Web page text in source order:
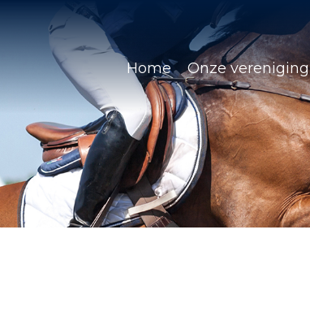
Home Onze vereniging